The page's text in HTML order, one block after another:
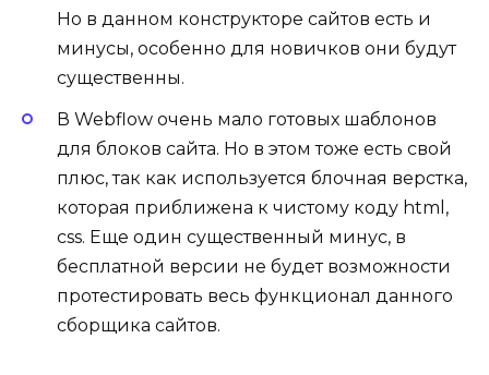
Но в данном конструкторе сайтов есть и
минусы, особенно для новичков они будут
существенны.
В Webflow очень мало готовых шаблонов
для блоков сайта. Но в этом тоже есть свой
плюс, так как используется блочная верстка,
которая приближена к чистому коду html,
css. Еще один существенный минус, в
бесплатной версии не будет возможности
протестировать весь функционал данного
сборщика сайтов.